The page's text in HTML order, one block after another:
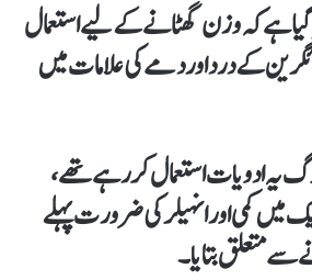
گیا ہے کہ وزن گھٹانے کے لیے استعمال
کے درد اور دمے کی علامات میں
یہ ادویات استعمال کر رہے تھے،
کمی اور انہیلر کی ضرورت پہلے
متعلق بتایا۔